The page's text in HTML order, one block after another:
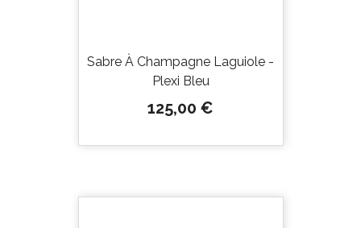
Sabre À Champagne Laguiole -
Plexi Bleu
Prix
125,00 €